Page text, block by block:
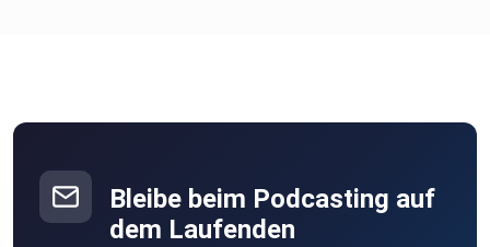
Bleibe beim Podcasting auf
dem Laufenden